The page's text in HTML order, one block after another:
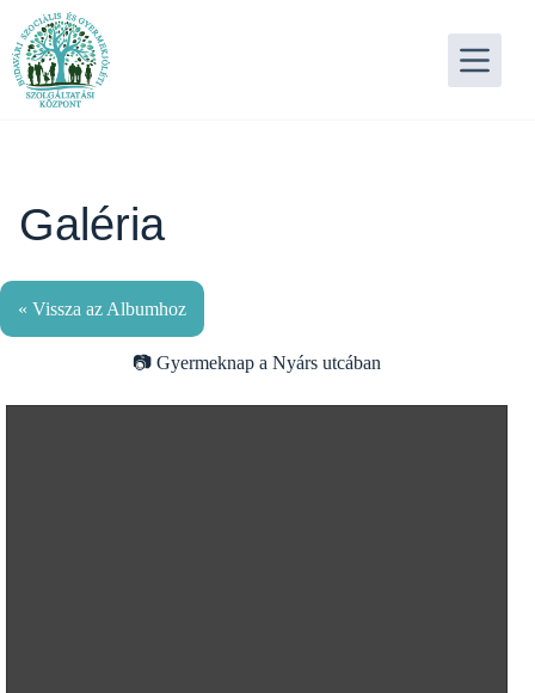
content
Galéria
« Vissza az Albumhoz
Gyermeknap a Nyárs utcában